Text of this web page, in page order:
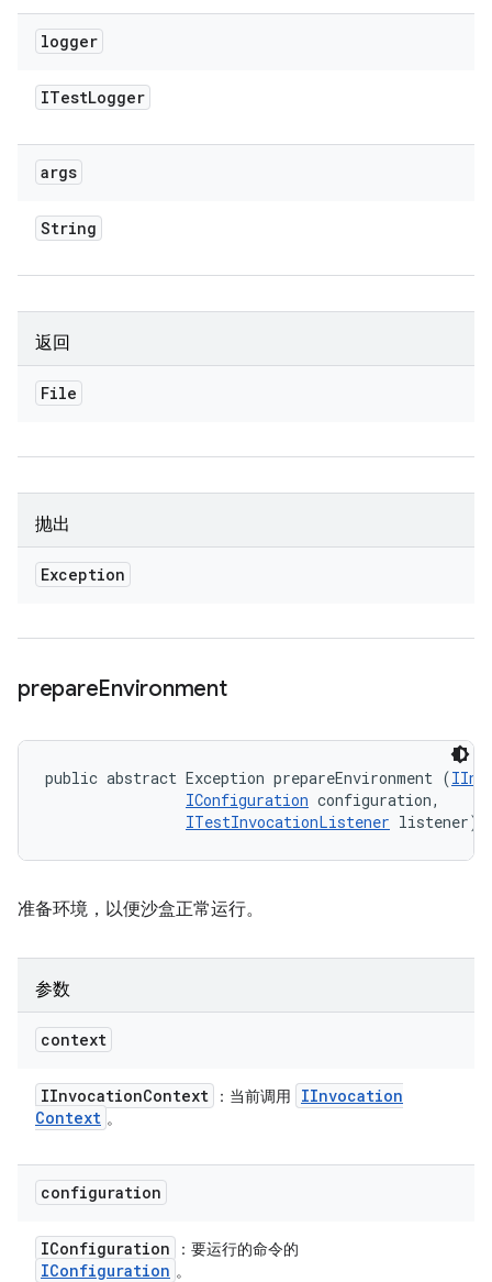
logger
ITestLogger
args
String
返回
File
抛出
Exception
prepareEnvironment
public abstract Exception prepareEnvironment (
IConfiguration configuration,
ITestInvocationListener listener)
准备环境，以便沙盒正常运行。
参数
context
IInvocationContext ：当前调用
IInvocation
Context 。
configuration
IConfiguration ：要运行的命令的
IConfiguration 。